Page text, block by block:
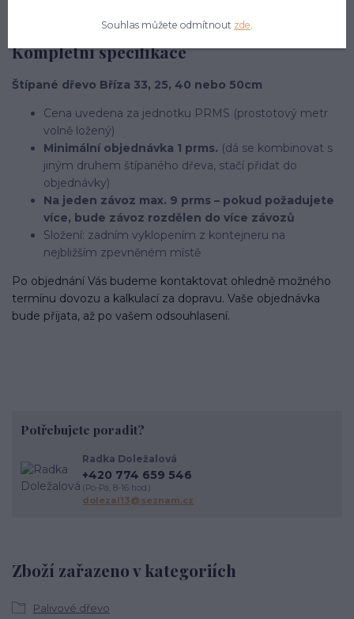
Kompletní specifikace
Štípané dřevo Bříza 33, 25, 40 nebo 50cm
Cena uvedena za jednotku PRMS (prostotový metr
volně ložený)
Minimální objednávka 1 prms. (dá se kombinovat s
jiným druhem štípaného dřeva, stačí přidat do
objednávky)
Na jeden závoz max. 9 prms – pokud požadujete
více, bude závoz rozdělen do více závozů
Složení: zadním vyklopením z kontejneru na
nejbližším zpevněném místě
Po objednání Vás budeme kontaktovat ohledně možného
termínu dovozu a kalkulací za dopravu. Vaše objednávka
bude přijata, až po vašem odsouhlasení.
Zboží zařazeno v kategoriích
Palivové dřevo
Potřebujete poradit?
Radka Doležalová
+420 774 659 546
(Po-Pá, 8-16 hod.)
dolezal13@seznam.cz
Souhlas můžete odmítnout zde